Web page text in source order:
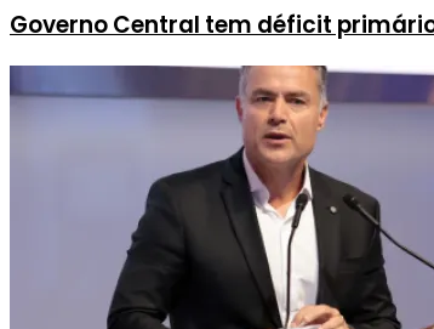
Governo Central tem déficit